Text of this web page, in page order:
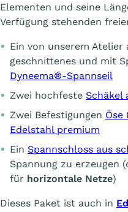
Elementen und seine
Verfügung stehenden
Ein von unserem
geschnittenes und mit
Dyneema®-Spannseil
Zwei hochfeste Schäkel
Zwei Befestigungen Öse
Edelstahl premium
Ein Spannschloss aus
Spannung zu erzeugen
für horizontale Netze)
Dieses Paket ist auch in